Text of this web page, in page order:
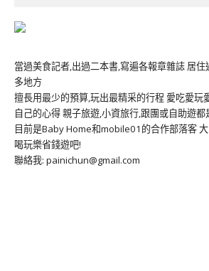
當過美食記者,出過二本書,寫遍各報章雜誌 居
多地方
擅長用最少的預算,玩出最精采的行程 愛吃愛玩
自己的心得 親子旅遊,小資旅行,跟團或自助遊都
目前是Baby Home和mobile01的合作部落客
喝玩樂省錢遊吧!
聯絡我: painichun@gmail.com